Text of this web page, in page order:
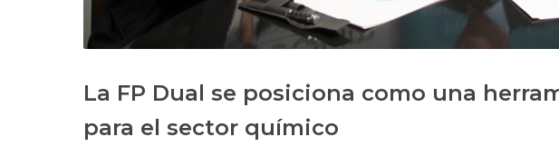
La FP Dual se posiciona como una
para el sector químico